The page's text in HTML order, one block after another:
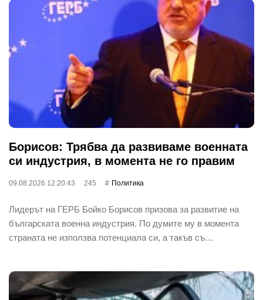
Борисов: Трябва да развиваме военната
си индустрия, в момента не го правим
09.08.2026 12:20:43 245 Политика
Лидерът на ГЕРБ Бойко Борисов призова за развитие на
българската военна индустрия. По думите му в момента
страната не използва потенциала си, а такъв съ…